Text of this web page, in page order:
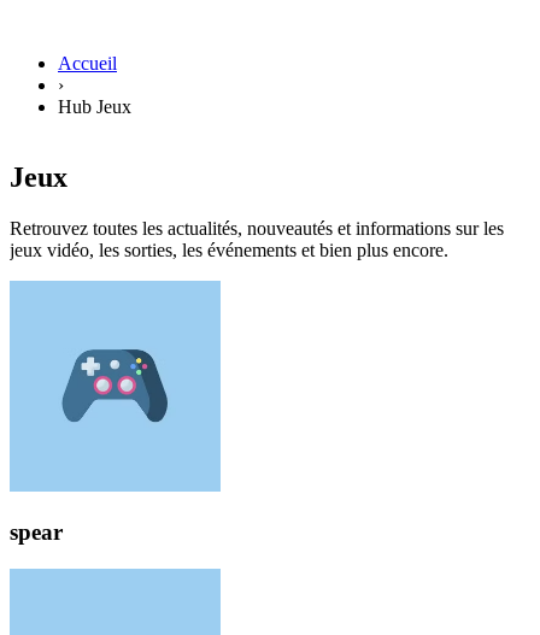
Accueil
›
Hub Jeux
Jeux
Retrouvez toutes les actualités, nouveautés et informations sur les
jeux vidéo, les sorties, les événements et bien plus encore.
spear